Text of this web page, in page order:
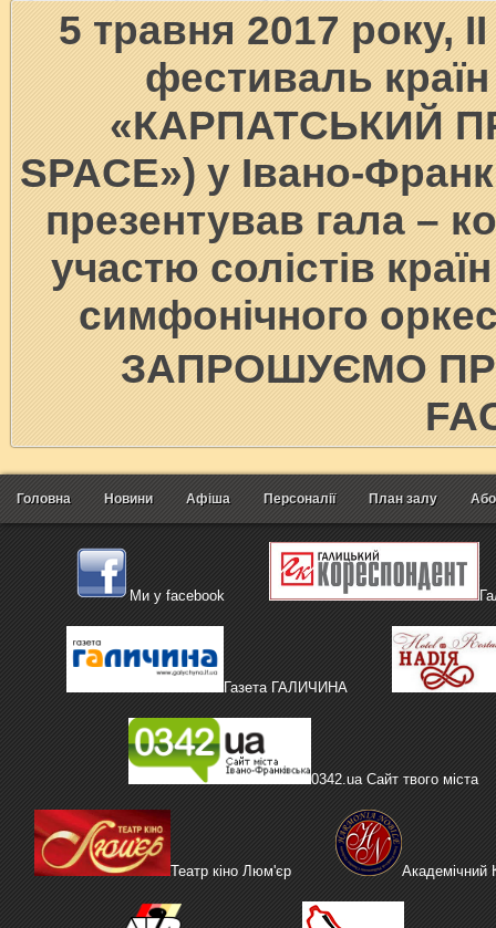
5 травня 2017 року,
фестиваль
«КАРПАТСЬКИЙ
SPACE») у Івано-
презентував гала –
участю солістів
симфонічного
ЗАПРОШУЄМО
Головна Новини Афіша Персоналії План залу
Ми у facebook
Газета ГАЛИЧИНА
0342.ua Сайт твого міста
Театр кіно Люм'єр Академічний